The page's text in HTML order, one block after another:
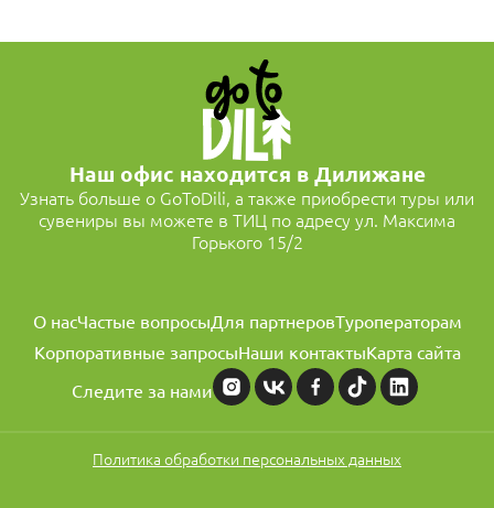
Наш офис находится в Дилижане
Узнать больше о GoToDili, а также приобрести туры или
сувениры вы можете в ТИЦ по адресу ул. Максима
Горького 15/2
О насЧастые вопросыДля партнеровТуроператорам
Корпоративные запросыНаши контактыКарта сайта
Следите за нами
Политика обработки персональных данных